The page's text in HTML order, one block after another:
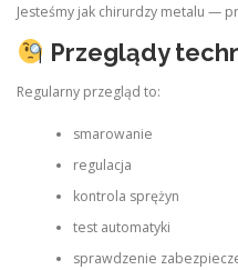
Jesteśmy jak chirurdzy metalu —
Przeglądy
Regularny przegląd to:
smarowanie
regulacja
kontrola sprężyn
test automatyki
sprawdzenie